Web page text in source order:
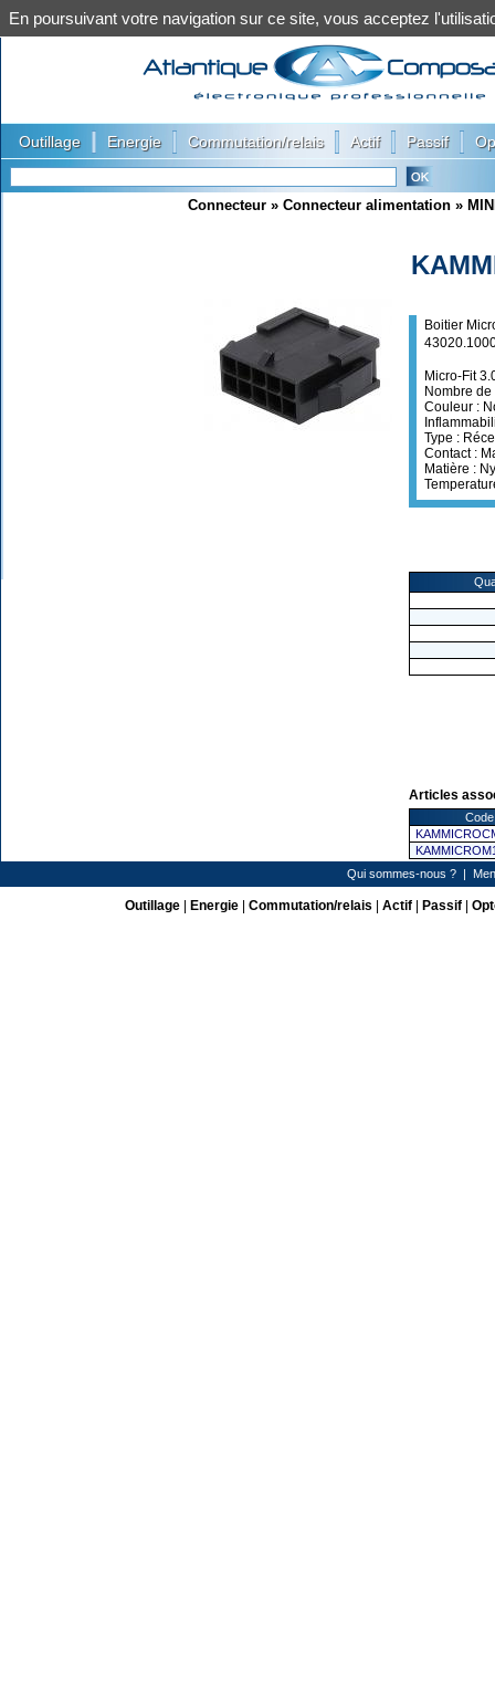
Outillage Energie Commutation/relais Actif Passif
Connecteur » Connecteur alimentation »
Boitier
Micro-Fit
Nombre
Couleur :
Type :
Contact :
Matière :
Articles
Qui sommes-nous ? |
Outillage| Energie| Commutation/relais Actif| Passif|
En poursuivant votre navigation sur ce site, vous acceptez